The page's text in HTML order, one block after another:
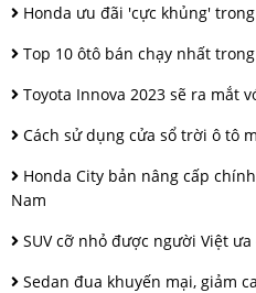
Honda ưu đãi 'cực khủng'
Top 10 ôtô bán chạy nhất
Toyota Innova 2023 sẽ ra mắt
Cách sử dụng cửa sổ trời ô tô
Honda City bản nâng cấp
Nam
SUV cỡ nhỏ được người Việt
Sedan đua khuyến mại, giảm